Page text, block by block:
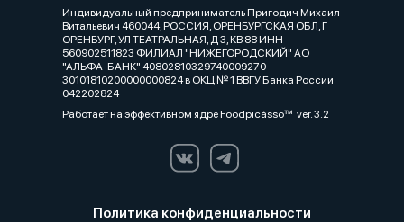
Индивидуальный предприниматель Пригодич Михаил
Витальевич 460044, РОССИЯ, ОРЕНБУРГСКАЯ ОБЛ, Г
ОРЕНБУРГ, УЛ ТЕАТРАЛЬНАЯ, Д 3, КВ 88 ИНН
560902511823 ФИЛИАЛ "НИЖЕГОРОДСКИЙ" АО
"АЛЬФА-БАНК" 40802810329740009270
30101810200000000824 в ОКЦ № 1 ВВГУ Банка России
042202824
Работает на эффективном ядреFoodpicássover. 3.2
Политика конфиденциальности